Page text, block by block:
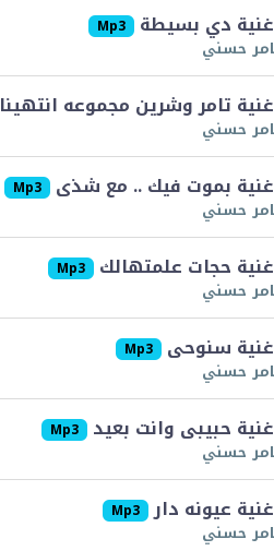
دي بسيطة Mp3
حسني
تامر وشرين مجموعه انتهينا
حسني
بموت فيك .. مع شذى Mp3
حسني
حجات علمتهالك Mp3
حسني
سنوحى Mp3
حسني
حبيبى وانت بعيد Mp3
حسني
عيونه دار Mp3
حسني